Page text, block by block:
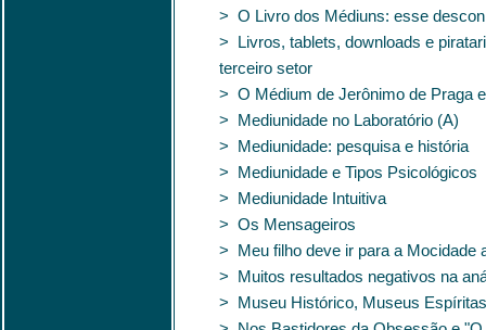
> O Livro dos Médiuns: esse
> Livros, tablets, downloads e
terceiro setor
> O Médium de Jerônimo de Praga
> Mediunidade no Laboratório (A)
> Mediunidade: pesquisa e história
> Mediunidade e Tipos Psicológicos
> Mediunidade Intuitiva
> Os Mensageiros
> Meu filho deve ir para a Mocidade
> Muitos resultados negativos na
> Museu Histórico, Museus Espíritas